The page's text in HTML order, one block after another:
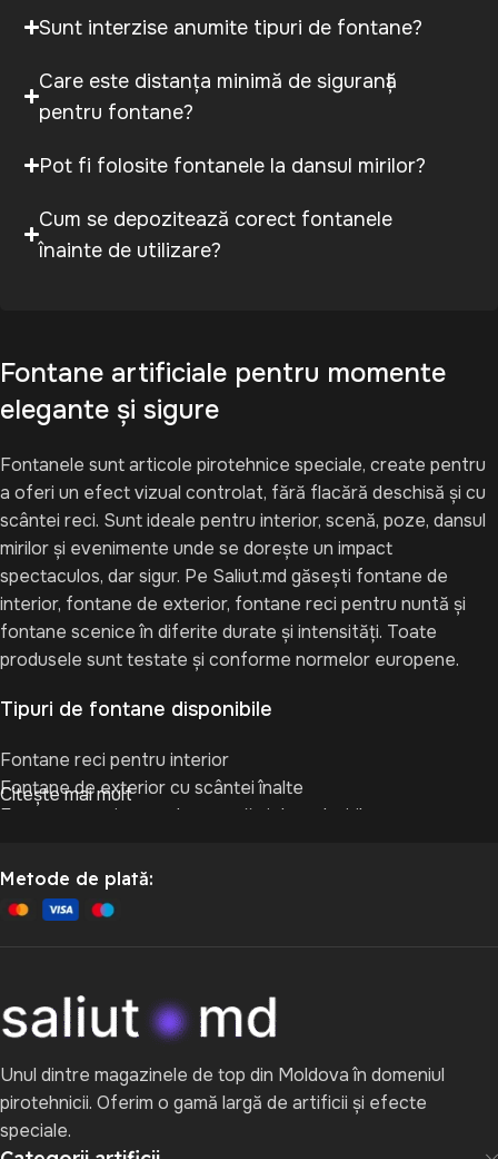
Sunt interzise anumite tipuri de fontane?
Care este distanța minimă de siguranță
pentru fontane?
Pot fi folosite fontanele la dansul mirilor?
Cum se depozitează corect fontanele
înainte de utilizare?
Fontane artificiale pentru momente
elegante și sigure
Fontanele sunt articole pirotehnice speciale, create pentru
a oferi un efect vizual controlat, fără flacără deschisă și cu
scântei reci. Sunt ideale pentru interior, scenă, poze, dansul
mirilor și evenimente unde se dorește un impact
spectaculos, dar sigur. Pe Saliut.md găsești fontane de
interior, fontane de exterior, fontane reci pentru nuntă și
fontane scenice în diferite durate și intensități. Toate
produsele sunt testate și conforme normelor europene.
Tipuri de fontane disponibile
Fontane reci pentru interior
Fontane de exterior cu scântei înalte
Fontane scenice pentru scenă și dansul mirilor
Cum alegi fontana potrivită
Pentru interior — alege fontane reci, cu intensitate redusă
Pentru exterior — selectează modele cu jet înalt și efect
Pentru nunți — optează pentru fontane scenice
sincronizate
lungă de ardere
Fontanele adaugă rafinament, fiind perfecte pentru poze,
filmări și momente-cheie.
Citește mai mult
Metode de plată:
Unul dintre magazinele de top din Moldova în domeniul
pirotehnicii. Oferim o gamă largă de artificii și efecte
speciale.